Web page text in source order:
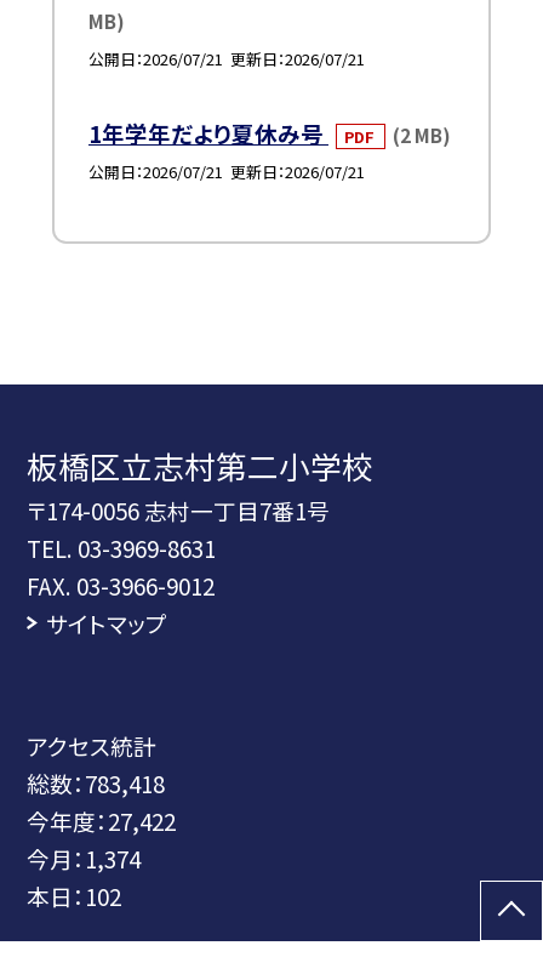
MB)
公開日 2026/07/21 更新日 2026/07/21
1年学年だより夏休み号 PDF (2 MB)
公開日 2026/07/21 更新日 2026/07/21
板橋区立志村第二小学校
〒174-0056 志村一丁目7番1号
TEL. 03-3969-8631
FAX. 03-3966-9012
サイトマップ
アクセス統計
総数：783,418
今年度：27,422
今月： 1,374
本日： 102